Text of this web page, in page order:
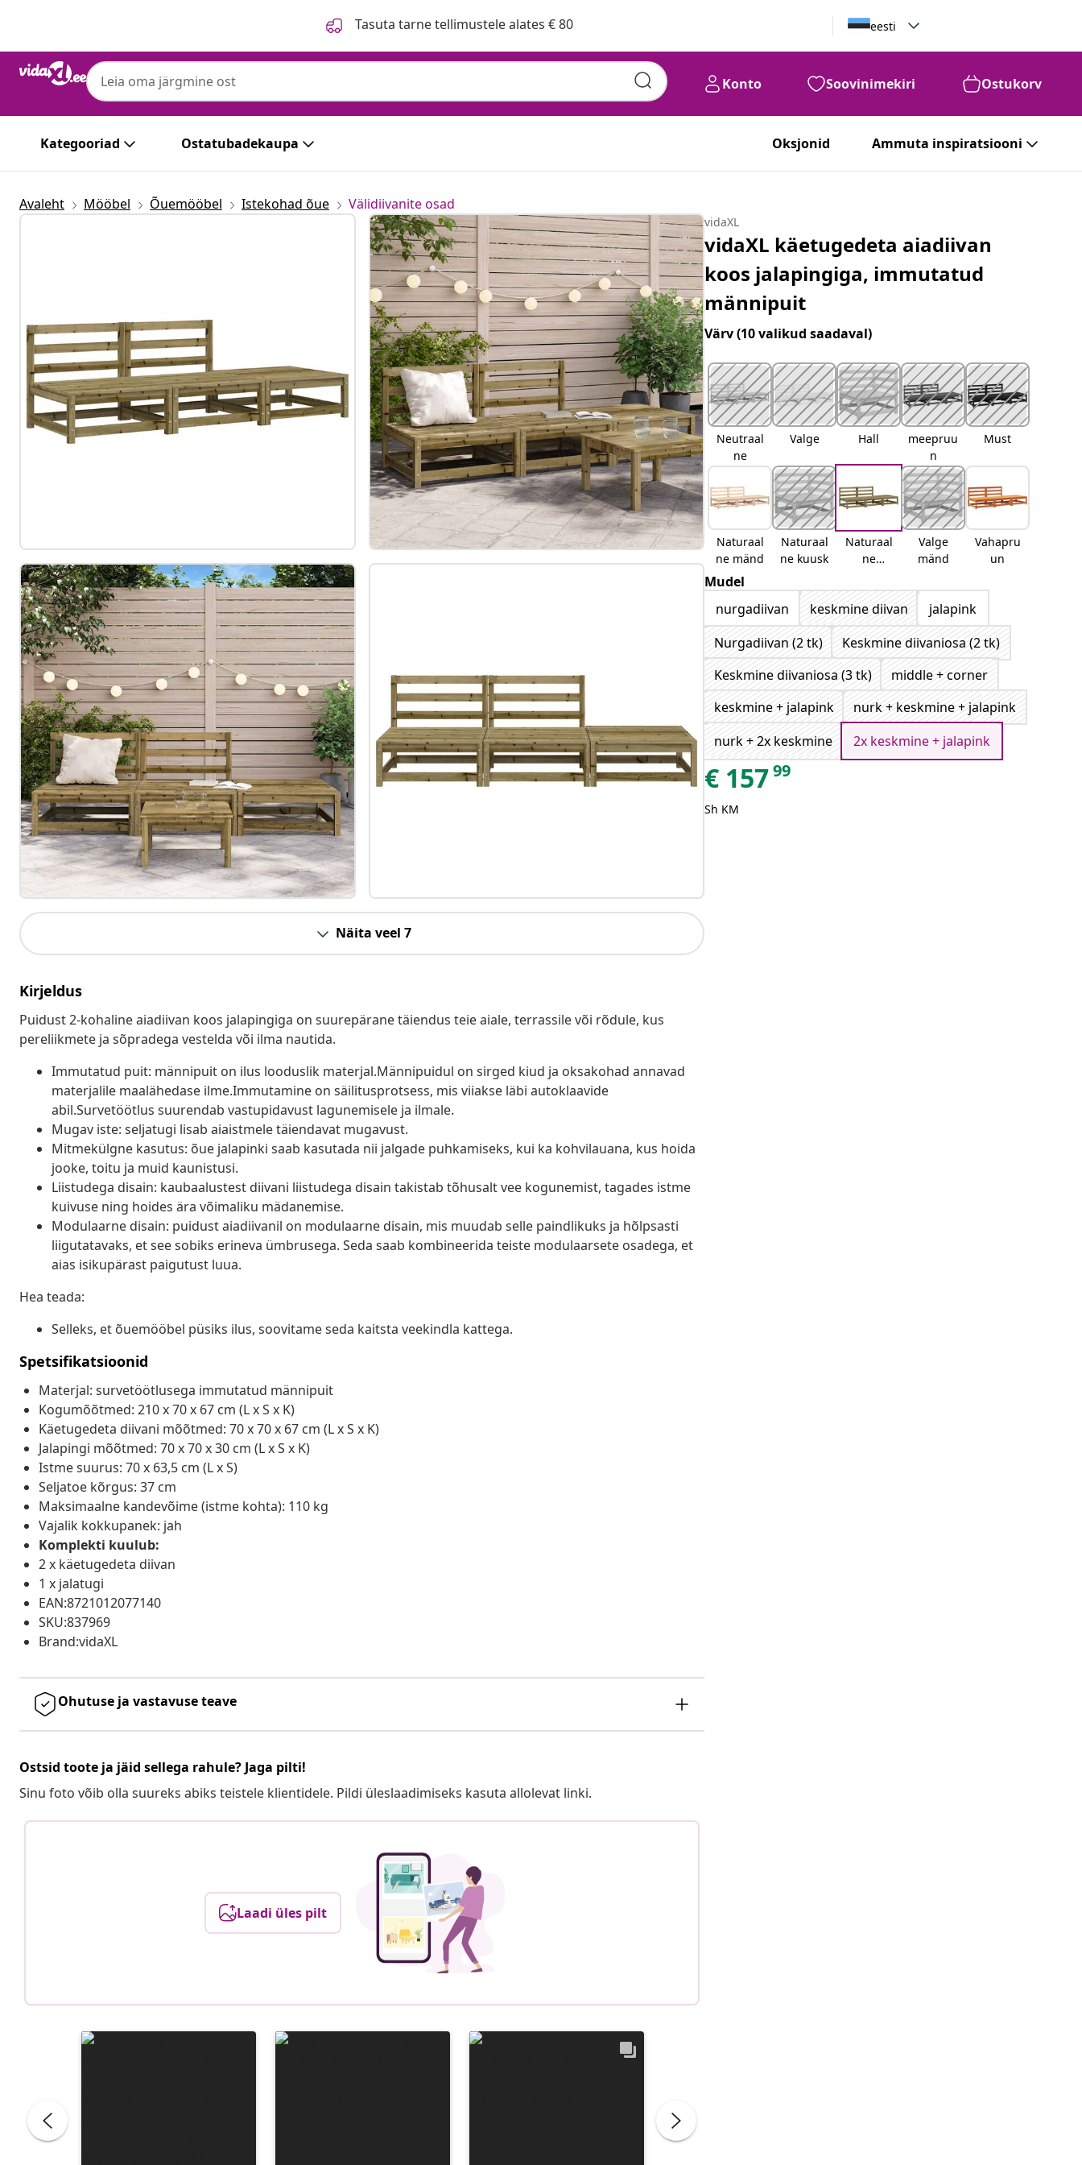
Tasuta tarne tellimustele alates € 80 eesti
Konto Soovinimekiri Ostukorv
Kategooriad Ostatubadekaupa Oksjonid Ammuta inspiratsiooni
Avaleht Mööbel Õuemööbel Istekohad õue Välidiivanite osad
Näita veel 7
Kirjeldus
Puidust 2-kohaline aiadiivan koos jalapingiga on suurepärane täiendus teie aiale, terrassile või rõdule, kus
pereliikmete ja sõpradega vestelda või ilma nautida.
Immutatud puit: männipuit on ilus looduslik materjal.Männipuidul on sirged kiud ja oksakohad annavad
materjalile maalähedase ilme.Immutamine on säilitusprotsess, mis viiakse läbi autoklaavide
abil.Survetöötlus suurendab vastupidavust lagunemisele ja ilmale.
Mugav iste: seljatugi lisab aiaistmele täiendavat mugavust.
Mitmekülgne kasutus: õue jalapinki saab kasutada nii jalgade puhkamiseks, kui ka kohvilauana, kus hoida
jooke, toitu ja muid kaunistusi.
Liistudega disain: kaubaalustest diivani liistudega disain takistab tõhusalt vee kogunemist, tagades istme
kuivuse ning hoides ära võimaliku mädanemise.
Modulaarne disain: puidust aiadiivanil on modulaarne disain, mis muudab selle paindlikuks ja hõlpsasti
liigutatavaks, et see sobiks erineva ümbrusega. Seda saab kombineerida teiste modulaarsete osadega, et
aias isikupärast paigutust luua.
Hea teada:
Selleks, et õuemööbel püsiks ilus, soovitame seda kaitsta veekindla kattega.
Spetsifikatsioonid
Materjal: survetöötlusega immutatud männipuit
Kogumõõtmed: 210 x 70 x 67 cm (L x S x K)
Käetugedeta diivani mõõtmed: 70 x 70 x 67 cm (L x S x K)
Jalapingi mõõtmed: 70 x 70 x 30 cm (L x S x K)
Istme suurus: 70 x 63,5 cm (L x S)
Seljatoe kõrgus: 37 cm
Maksimaalne kandevõime (istme kohta): 110 kg
Vajalik kokkupanek: jah
Komplekti kuulub:
2 x käetugedeta diivan
1 x jalatugi
EAN:8721012077140
SKU:837969
Brand:vidaXL
Ohutuse ja vastavuse teave
Ostsid toote ja jäid sellega rahule? Jaga pilti!
Sinu foto võib olla suureks abiks teistele klientidele. Pildi üleslaadimiseks kasuta allolevat linki.
Laadi üles pilt
vidaXL
vidaXL käetugedeta aiadiivan
koos jalapingiga, immutatud
männipuit
Värv(10 valikud saadaval)
Neutraal
ne
Valge Hall
meepruu
n
Must
Naturaal
ne mänd
Naturaal
ne kuusk
Naturaal
ne
ud
Valge
mänd
Vahapru
un
Mudel
nurgadiivan
keskmine diivan
jalapink
Nurgadiivan (2 tk)
Keskmine diivaniosa (2 tk)
Keskmine diivaniosa (3 tk)
middle + corner
keskmine + jalapink
nurk + keskmine + jalapink
nurk + 2x keskmine
2x keskmine + jalapink
€ 15799
Sh KM